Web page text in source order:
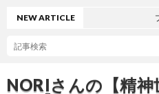
NORIさんの【精神
NEW ARTICLE